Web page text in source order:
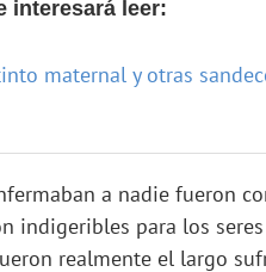
interesará leer:
maternal y otras
a nadie fueron
indigeribles para los
realmente el largo